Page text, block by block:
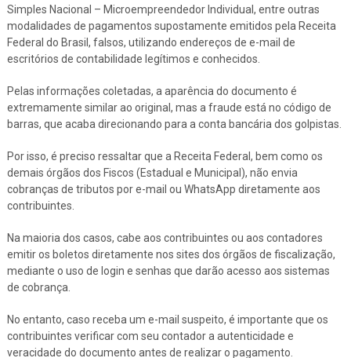
Simples Nacional – Microempreendedor Individual, entre outras
modalidades de pagamentos supostamente emitidos pela Receita
Federal do Brasil, falsos, utilizando endereços de e-mail de
escritórios de contabilidade legítimos e conhecidos.
Pelas informações coletadas, a aparência do documento é
extremamente similar ao original, mas a fraude está no código de
barras, que acaba direcionando para a conta bancária dos golpistas.
Por isso, é preciso ressaltar que a Receita Federal, bem como os
demais órgãos dos Fiscos (Estadual e Municipal), não envia
cobranças de tributos por e-mail ou WhatsApp diretamente aos
contribuintes.
Na maioria dos casos, cabe aos contribuintes ou aos contadores
emitir os boletos diretamente nos sites dos órgãos de fiscalização,
mediante o uso de login e senhas que darão acesso aos sistemas
de cobrança.
No entanto, caso receba um e-mail suspeito, é importante que os
contribuintes verificar com seu contador a autenticidade e
veracidade do documento antes de realizar o pagamento.